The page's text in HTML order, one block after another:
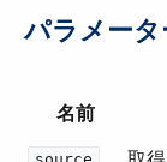
パラメータ
名前